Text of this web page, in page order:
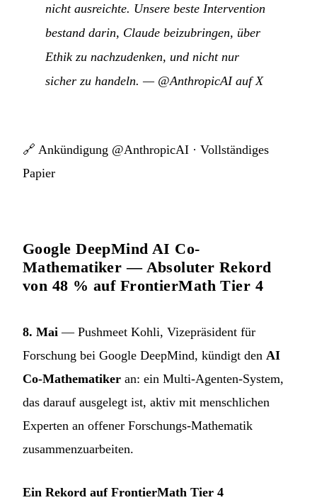
nicht ausreichte. Unsere beste Intervention
bestand darin, Claude beizubringen, über
Ethik zu nachzudenken, und nicht nur
sicher zu handeln. — @AnthropicAI auf X
🔗 Ankündigung @AnthropicAI · Vollständiges
Papier
Google DeepMind AI Co-
Mathematiker — Absoluter Rekord
von 48 % auf FrontierMath Tier 4
8. Mai — Pushmeet Kohli, Vizepräsident für
Forschung bei Google DeepMind, kündigt den AI
Co-Mathematiker an: ein Multi-Agenten-System,
das darauf ausgelegt ist, aktiv mit menschlichen
Experten an offener Forschungs-Mathematik
zusammenzuarbeiten.
Ein Rekord auf FrontierMath Tier 4